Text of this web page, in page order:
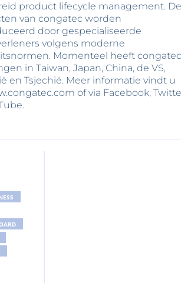
product lifecycle management. De
van congatec worden
door gespecialiseerde
volgens moderne
Momenteel heeft congatec
in Taiwan, Japan, China, de VS,
en Tsjechië. Meer informatie vindt u
of via Facebook,